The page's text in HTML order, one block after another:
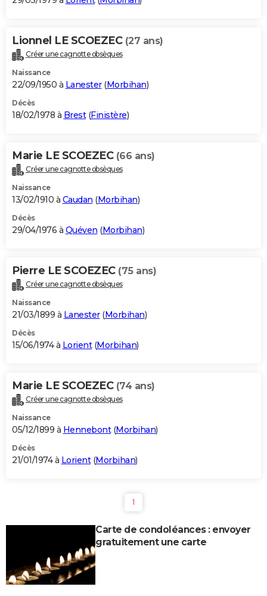
Lionnel LE SCOEZEC (27 ans)
Créer une cagnotte obsèques
Naissance
22/09/1950 à Lanester(Morbihan)
Décès
18/02/1978 à Brest(Finistère)
Marie LE SCOEZEC (66 ans)
Créer une cagnotte obsèques
Naissance
13/02/1910 à Caudan (Morbihan)
Décès
29/04/1976 à Quéven (Morbihan)
Pierre LE SCOEZEC (75 ans)
Créer une cagnotte obsèques
Naissance
21/03/1899 à Lanester(Morbihan)
Décès
15/06/1974 à Lorient(Morbihan)
Marie LE SCOEZEC (74 ans)
Créer une cagnotte obsèques
Naissance
05/12/1899 à Hennebont(Morbihan)
Décès
21/01/1974 à Lorient(Morbihan)
1
Carte de condoléances : envoyer
gratuitement une carte